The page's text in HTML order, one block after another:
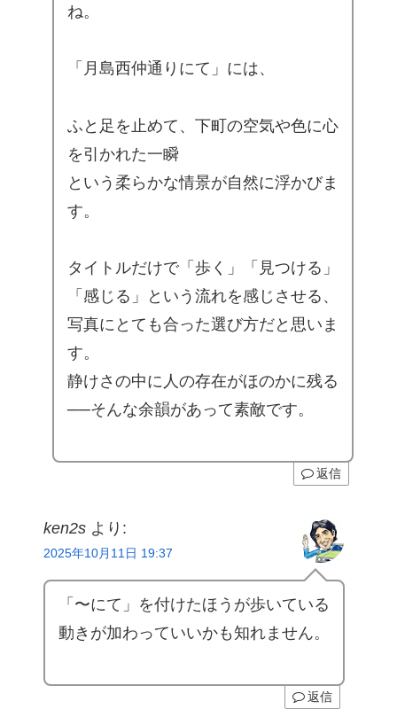
ね。
「月島西仲通りにて」には、
ふと足を止めて、下町の空気や色に心
を引かれた一瞬
という柔らかな情景が自然に浮かびま
す。
タイトルだけで「歩く」「見つける」
「感じる」という流れを感じさせる、
写真にとても合った選び方だと思いま
す。
静けさの中に人の存在がほのかに残る
──そんな余韻があって素敵です。
返信
ken2s より:
2025年10月11日 19:37
「〜にて」を付けたほうが歩いている
動きが加わっていいかも知れません。
返信